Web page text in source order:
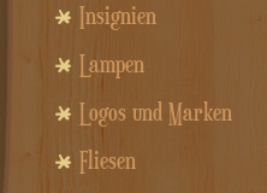
Insignien
Lampen
Logos und Marken
Fliesen